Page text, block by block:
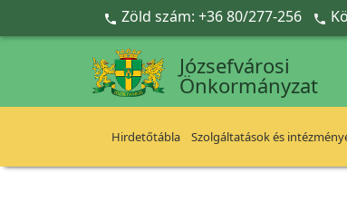
Ugrás a fő tartalomra
 Zöld szám: +36 80/277-256 
Józsefvárosi
Önkormányzat
Hirdetőtábla Szolgáltatások és